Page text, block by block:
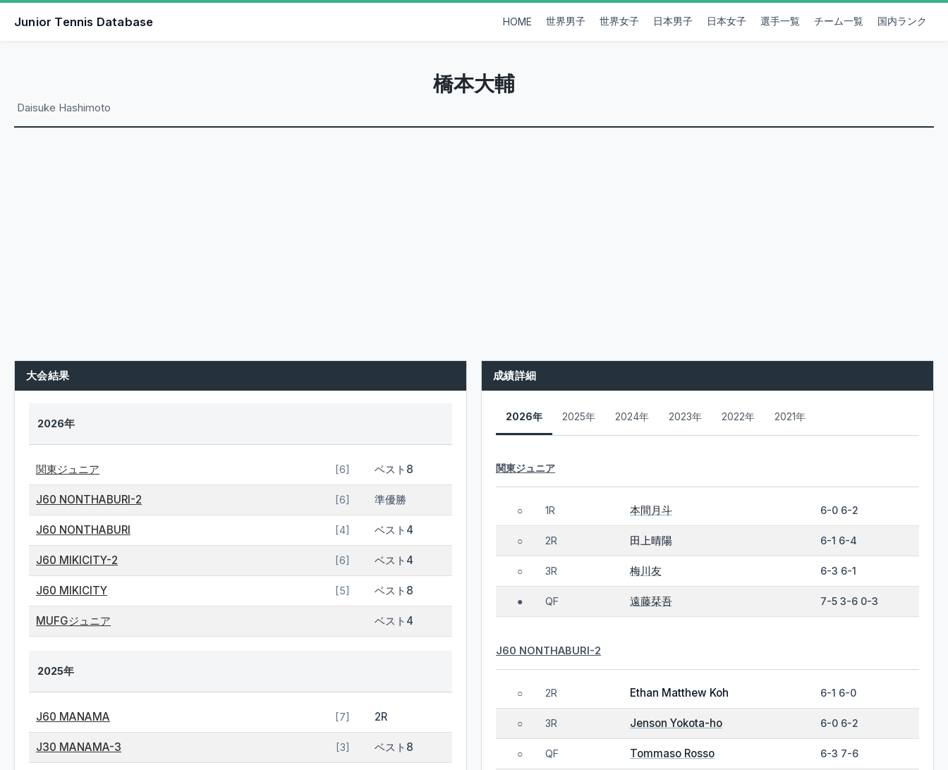
Junior Tennis Database HOME 世界男子 世界女子 日本男子 日本女子 選手一覧 チーム一覧 国内ランク
橋本大輔
Daisuke Hashimoto
大会結果
2026年
関東ジュニア [6] ベスト8
J60 NONTHABURI-2 [6] 準優勝
J60 NONTHABURI [4] ベスト4
J60 MIKICITY-2 [6] ベスト4
J60 MIKICITY [5] ベスト8
MUFGジュニア ベスト4
2025年
J60 MANAMA [7] 2R
J30 MANAMA-3 [3] ベスト8
成績詳細
2026年 2025年 2024年 2023年 2022年 2021年
関東ジュニア
○ 1R 本間月斗 6-0 6-2
○ 2R 田上晴陽 6-1 6-4
○ 3R 梅川友 6-3 6-1
● QF 遠藤栞吾 7-5 3-6 0-3
J60 NONTHABURI-2
○ 2R Ethan Matthew Koh 6-1 6-0
○ 3R Jenson Yokota-ho 6-0 6-2
○ QF Tommaso Rosso 6-3 7-6